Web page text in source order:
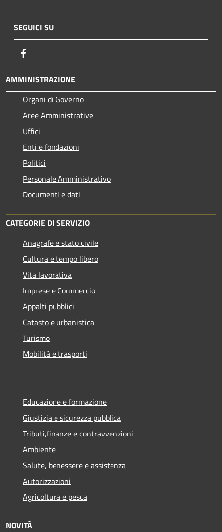
SEGUICI SU
AMMINISTRAZIONE
Organi di Governo
Aree Amministrative
Uffici
Enti e fondazioni
Politici
Personale Amministrativo
Documenti e dati
CATEGORIE DI SERVIZIO
Anagrafe e stato civile
Cultura e tempo libero
Vita lavorativa
Imprese e Commercio
Appalti pubblici
Catasto e urbanistica
Turismo
Mobilità e trasporti
Educazione e formazione
Giustizia e sicurezza pubblica
Tributi,finanze e contravvenzioni
Ambiente
Salute, benessere e assistenza
Autorizzazioni
Agricoltura e pesca
NOVITÀ